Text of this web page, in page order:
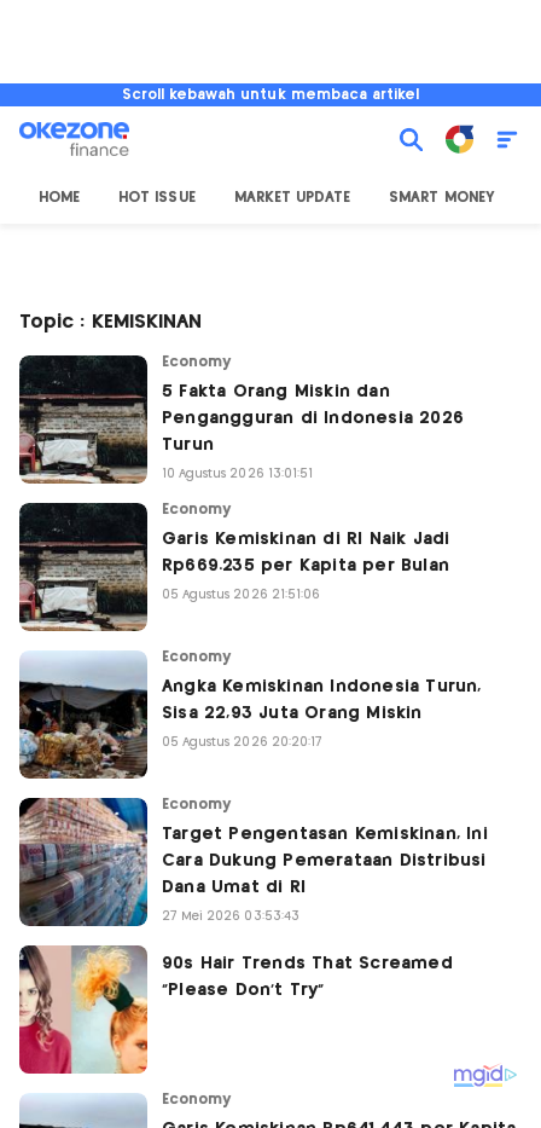
Scroll kebawah untuk membaca artikel
HOME HOT ISSUE MARKET UPDATE SMART MONEY
Topic : KEMISKINAN
Economy
5 Fakta Orang Miskin dan
Pengangguran di Indonesia 2026
Turun
10 Agustus 2026 13:01:51
Economy
Garis Kemiskinan di RI Naik Jadi
Rp669.235 per Kapita per Bulan
05 Agustus 2026 21:51:06
Economy
Angka Kemiskinan Indonesia Turun,
Sisa 22,93 Juta Orang Miskin
05 Agustus 2026 20:20:17
Economy
Target Pengentasan Kemiskinan, Ini
Cara Dukung Pemerataan Distribusi
Dana Umat di RI
27 Mei 2026 03:53:43
Economy